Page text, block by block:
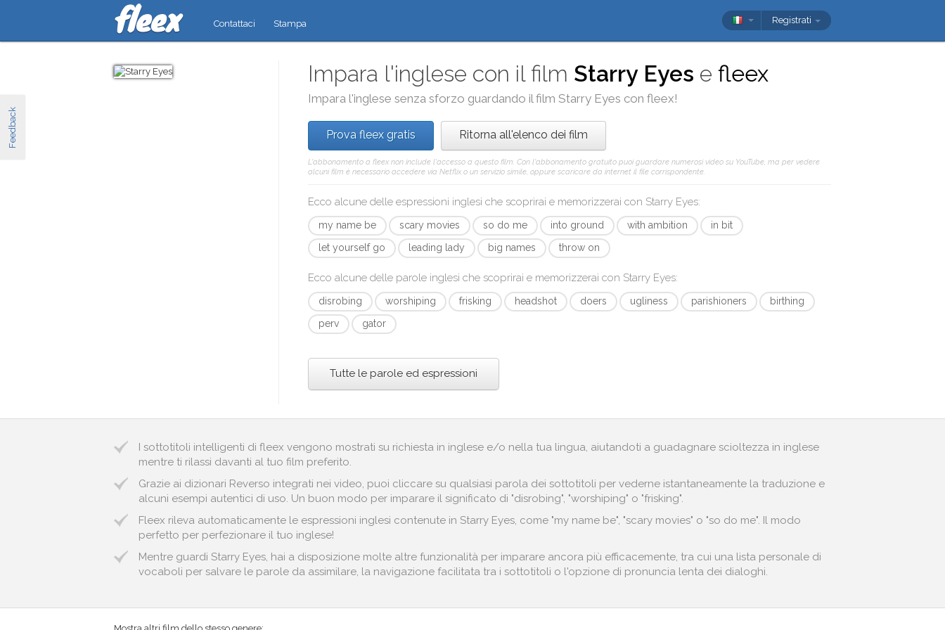
Feedback
Contattaci Stampa Registrati
Impara l'inglese con il film Starry Eyes e fleex
Impara l'inglese senza sforzo guardando il film Starry Eyes con fleex!
Prova fleex gratis Ritorna all'elenco dei film
L'abbonamento a fleex non include l'accesso a questo film. Con l'abbonamento gratuito puoi guardare numerosi video su YouTube, ma per vedere
alcuni film è necessario accedere via Netflix o un servizio simile, oppure scaricare da internet il file corrispondente.
Ecco alcune delle espressioni inglesi che scoprirai e memorizzerai con Starry Eyes:
my name be scary movies so do me into ground with ambition
in bit
let yourself go
leading lady big names throw on
Ecco alcune delle parole inglesi che scoprirai e memorizzerai con Starry Eyes:
disrobing worshiping frisking headshot doers ugliness parishioners
birthing
perv
gator
Tutte le parole ed espressioni
I sottotitoli intelligenti di fleex vengono mostrati su richiesta in inglese e/o nella tua lingua, aiutandoti a guadagnare scioltezza in inglese
mentre ti rilassi davanti al tuo film preferito.
Grazie ai dizionari Reverso integrati nei video, puoi cliccare su qualsiasi parola dei sottotitoli per vederne istantaneamente la traduzione e
alcuni esempi autentici di uso. Un buon modo per imparare il significato di "disrobing", "worshiping" o "frisking".
Fleex rileva automaticamente le espressioni inglesi contenute in Starry Eyes, come "my name be", "scary movies" o "so do me". Il modo
perfetto per perfezionare il tuo inglese!
Mentre guardi Starry Eyes, hai a disposizione molte altre funzionalità per imparare ancora più efficacemente, tra cui una lista personale di
vocaboli per salvare le parole da assimilare, la navigazione facilitata tra i sottotitoli o l'opzione di pronuncia lenta dei dialoghi.